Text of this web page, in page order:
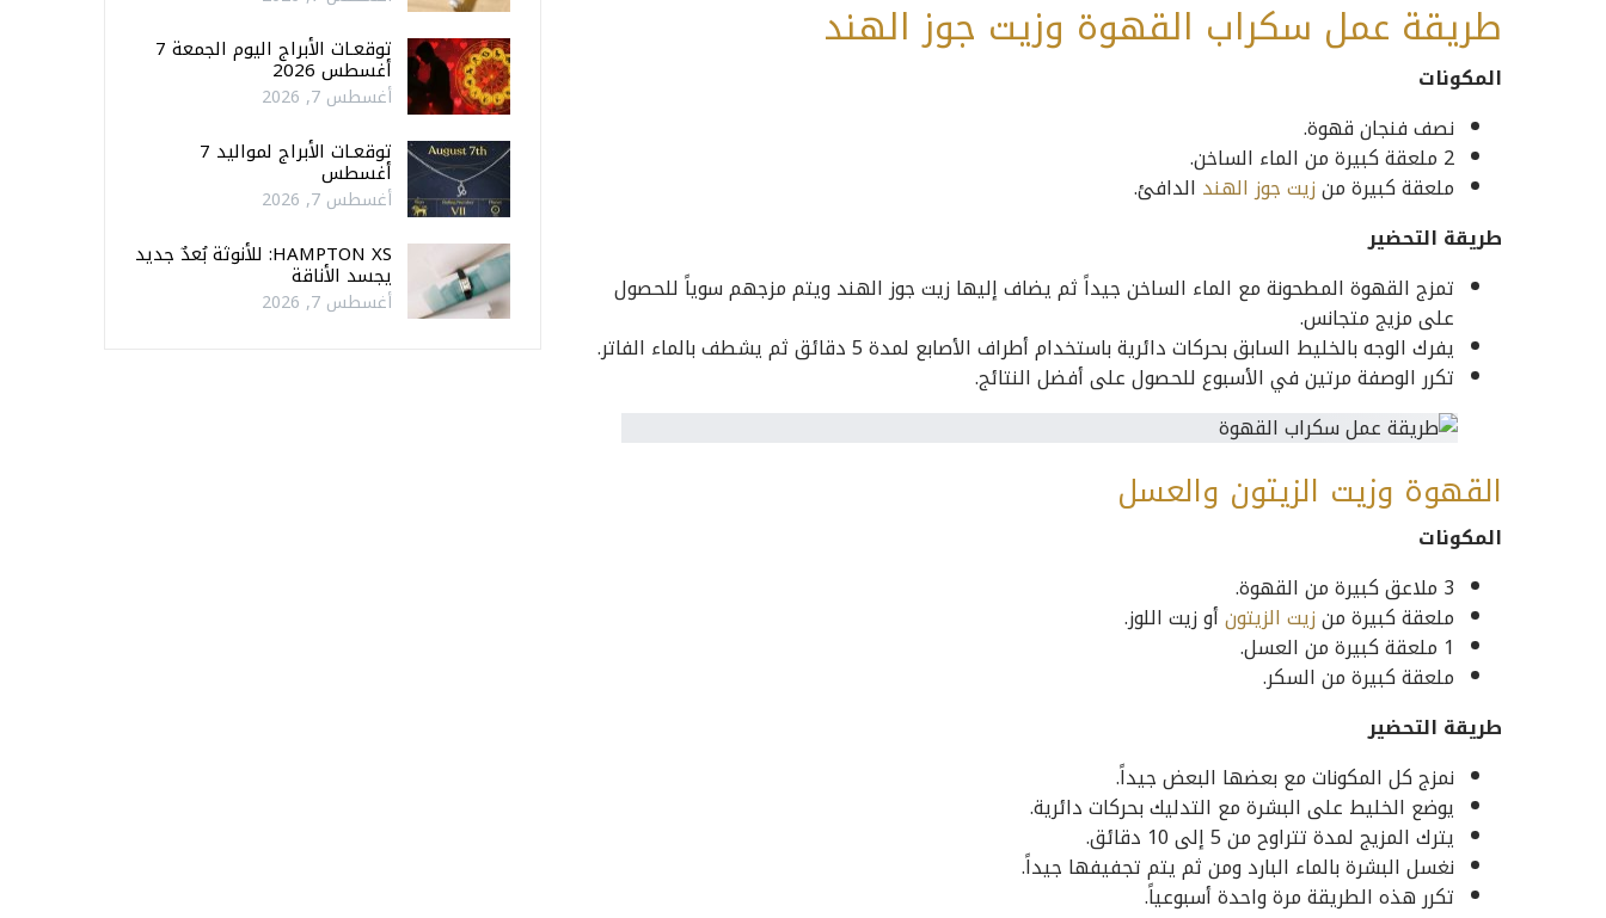
طريقة عمل سكراب القهوة وزيت جوز الهند
المكونات
نصف فنجان قهوة.
2 ملعقة كبيرة من الماء الساخن.
ملعقة كبيرة منزيت جوز الهند الدافئ.
طريقة التحضير
تمزج القهوة المطحونة مع الماء الساخن جيداً ثم يضاف إليها زيت جوز الهند ويتم مزجهم سوياً للحصول
على مزيج متجانس.
يفرك الوجه بالخليط السابق بحركات دائرية باستخدام أطراف الأصابع لمدة 5 دقائق ثم يشطف بالماء الفاتر.
تكرر الوصفة مرتين في الأسبوع للحصول على أفضل النتائج.
القهوة وزيت الزيتون والعسل
المكونات
3 ملاعق كبيرة من القهوة.
ملعقة كبيرة منزيت الزيتونأو زيت اللوز.
1 ملعقة كبيرة من العسل.
ملعقة كبيرة من السكر.
طريقة التحضير
نمزج كل المكونات مع بعضها البعض جيداً.
يوضع الخليط على البشرة مع التدليك بحركات دائرية.
يترك المزيج لمدة تتراوح من 5 إلى 10 دقائق.
نغسل البشرة بالماء البارد ومن ثم يتم تجفيفها جيداً.
تكرر هذه الطريقة مرة واحدة أسبوعياً.
توقعـات الأبراج اليوم الجمعة 7
أغسطس 2026
أغسطس 7, 2026
توقعـات الأبراج لمواليد 7
أغسطس
أغسطس 7, 2026
HAMPTON XS: للأنوثة بُعدٌ جديد
يجسد الأناقة
أغسطس 7, 2026